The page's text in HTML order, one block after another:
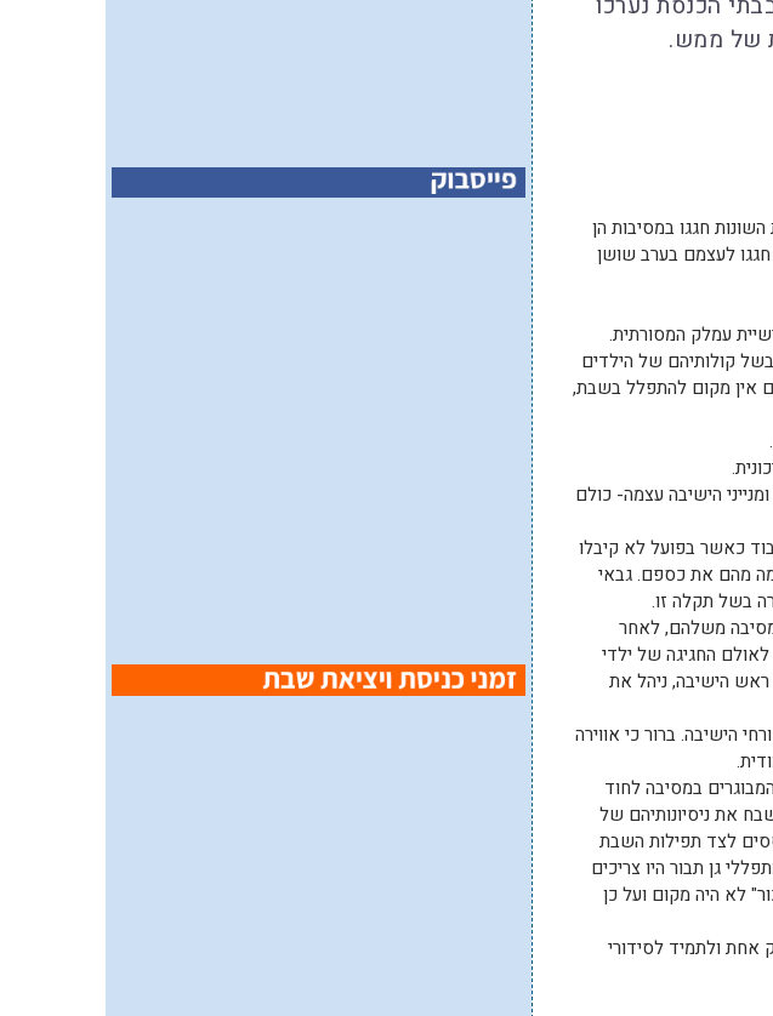
של ממש.
חגגו במסיבות הן
חגגו לעצמם בערב שושן
הקראה פרשיית עמלק המסורתית.
קולותיהם של הילדים
אין מקום להתפלל בשבת,
הישיבה עצמה- כולם
כאשר בפועל לא קיבלו
מהם את כספם. גבאי
בשל תקלה זו.
משלהם, לאחר
החגיגה של ילדי
ראש הישיבה, ניהל את
הישיבה. ברור כי אווירה
במסיבה לחוד
את ניסיונותיהם של
לצד תפילות השבת
גן תבור היו צריכים
לא היה מקום ועל כן
המונה כ- 30% מתושבי העיר, זקוק אחת ולתמיד לסידורי